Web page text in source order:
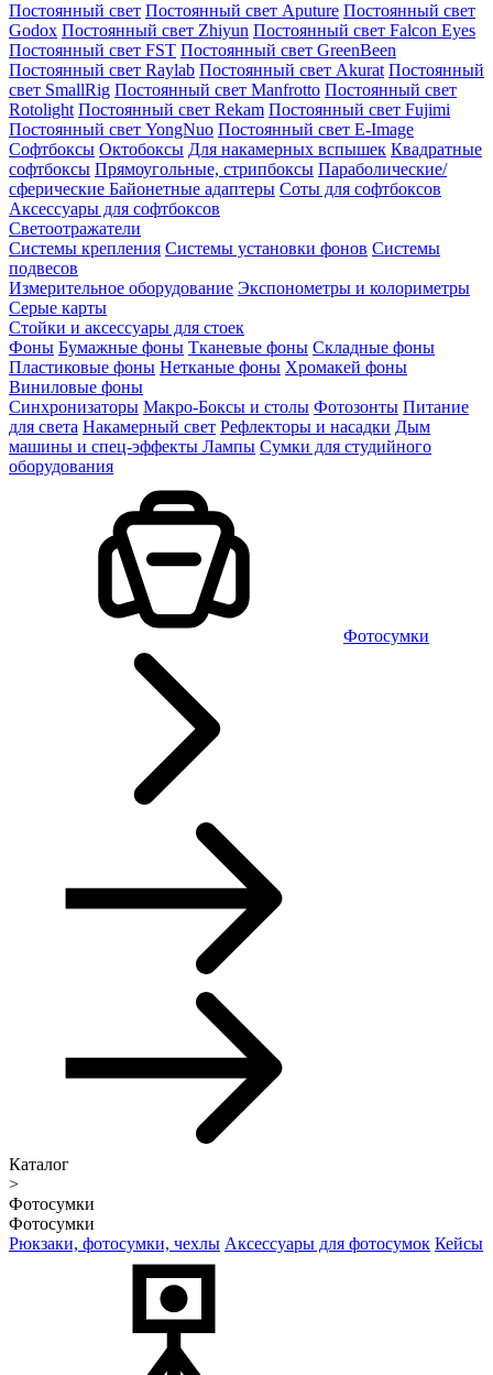
Постоянный свет Постоянный свет Aputure Постоянный свет
Godox Постоянный свет Zhiyun Постоянный свет Falcon Eyes
Постоянный свет FST Постоянный свет GreenBeen
Постоянный свет Raylab Постоянный свет Akurat Постоянный
свет SmallRig Постоянный свет Manfrotto Постоянный свет
Rotolight Постоянный свет Rekam Постоянный свет Fujimi
Постоянный свет YongNuo Постоянный свет E-Image
Софтбоксы Октобоксы Для накамерных вспышек Квадратные
софтбоксы Прямоугольные, стрипбоксы Параболические/
сферические Байонетныe адаптеры Соты для софтбоксов
Аксессуары для софтбоксов
Светоотражатели
Системы крепления Системы установки фонов Системы
подвесов
Измерительное оборудование Экспонометры и колориметры
Серые карты
Стойки и аксессуары для стоек
Фоны Бумажные фоны Тканевые фоны Складные фоны
Пластиковые фоны Нетканые фоны Хромакей фоны
Виниловые фоны
Синхронизаторы Макро-Боксы и столы Фотозонты Питание
для света Накамерный свет Рефлекторы и насадки Дым
машины и спец-эффекты Лампы Сумки для студийного
оборудования
Фотосумки
Каталог
>
Фотосумки
Фотосумки
Рюкзаки, фотосумки, чехлы Аксессуары для фотосумок Кейсы